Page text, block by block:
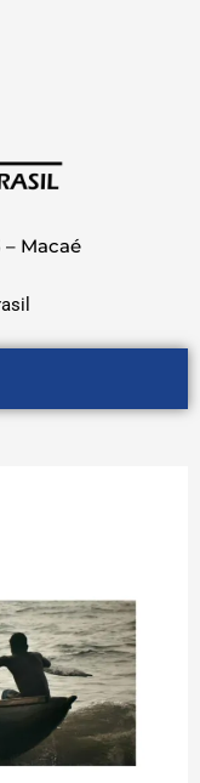
Macaé